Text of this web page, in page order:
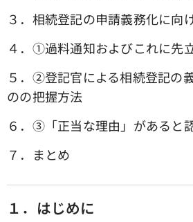
３．相続登記の申請義務化に向
４．①過料通知およびこれに先
５．➁登記官による相続登記の
のの把握方法
６．③「正当な理由」があると
７．まとめ
１．はじめに